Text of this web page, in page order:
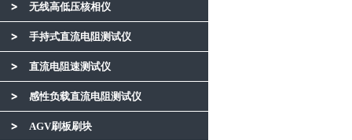
无线高低压核相仪
手持式直流电阻测试仪
直流电阻速测试仪
感性负载直流电阻测试仪
AGV刷板刷块